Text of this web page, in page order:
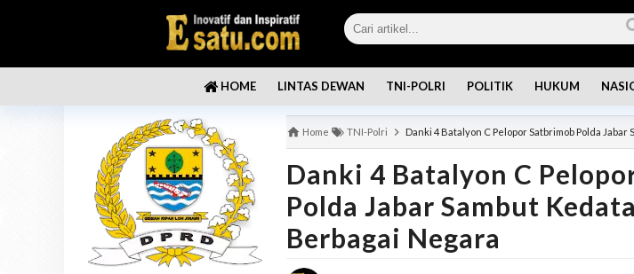
HOME LINTAS DEWAN TNI-POLRI POLITIK HUKUM
Home TNI-Polri Danki 4 Batalyon C Pelopor Satbrimob Polda
Danki 4 Batalyon C
Polda Jabar Sambut
Berbagai Negara